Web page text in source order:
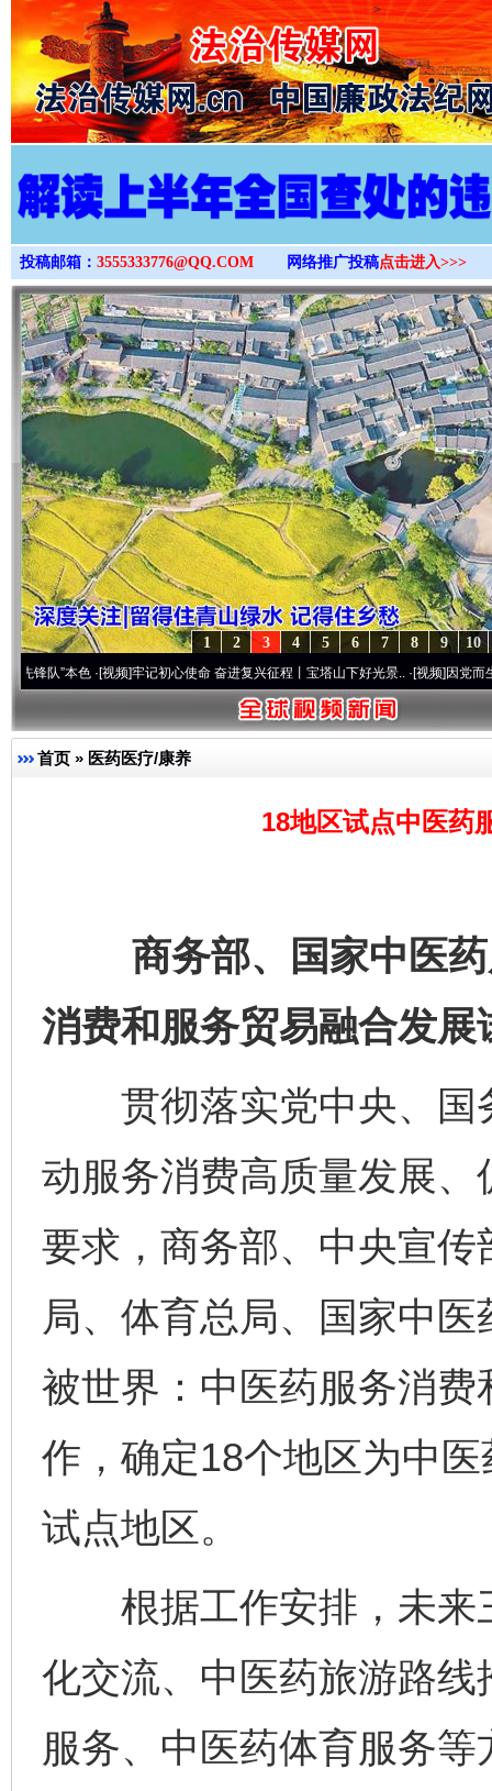
>
投稿邮箱： 3555333776@QQ.COM 网络推广投稿点击进入>>>
10
9
8
7
6
5
4
3
2
1
色·[视频]牢记初心使命 奋进复兴征程丨宝塔山下好光景..·[视频]因党而生 为党而
首页 » 医药医疗/康养
18地区试点中医药
商务部、国家中医药
消费和服务贸易融合发展
贯彻落实党中央、国
动服务消费高质量发展
要求，商务部、中央宣
局、体育总局、国家中
被世界：中医药服务消费
作，确定18个地区为中
试点地区。
根据工作安排，未来
化交流、中医药旅游路
服务、中医药体育服务